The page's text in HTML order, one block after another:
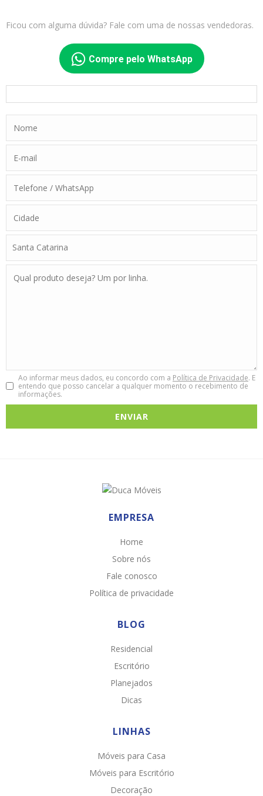
Ficou com alguma dúvida? Fale com uma de nossas vendedoras.
Compre pelo WhatsApp
Ao informar meus dados, eu concordo com a Política de Privacidade. E
entendo que posso cancelar a qualquer momento o recebimento de
informações.
EMPRESA
Home
Sobre nós
Fale conosco
Política de privacidade
BLOG
Residencial
Escritório
Planejados
Dicas
LINHAS
Móveis para Casa
Móveis para Escritório
Decoração
Chat WhatsApp
Por favor, preencha os campos abaixo para